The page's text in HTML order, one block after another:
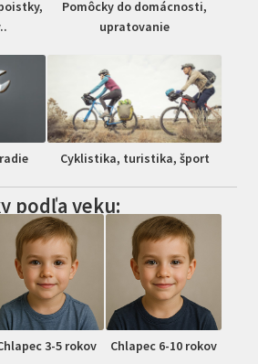
Pomôcky do domácnosti,
upratovanie
Cyklistika, turistika, šport
podľa veku:
3-5 rokov Chlapec 6-10 rokov